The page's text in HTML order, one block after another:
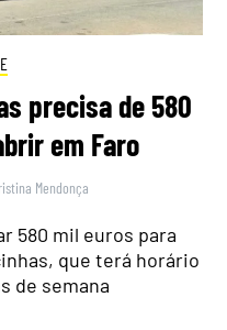
precisa de 580
em Faro
Mendonça
580 mil euros para
que terá horário
de semana